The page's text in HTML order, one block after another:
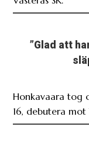
”Glad att
Honkavaara tog
16, debutera mot